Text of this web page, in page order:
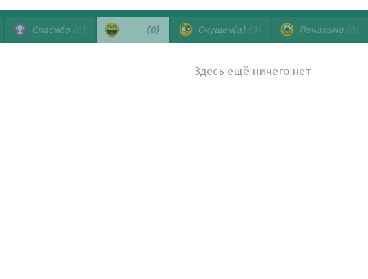
Спасибо (0) (0) Смущен(а) (0) Печально (0)
Здесь ещё ничего нет